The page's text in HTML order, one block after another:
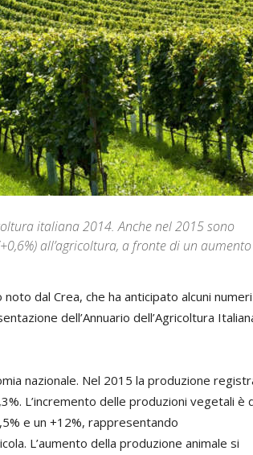
italiana 2014. Anche nel 2015 sono
all’agricoltura, a fronte di un aumento
dal Crea, che ha anticipato alcuni numeri
dell’Annuario dell’Agricoltura
nazionale. Nel 2015 la produzione
L’incremento delle produzioni vegetali è
e un +12%, rappresentando
L’aumento della produzione animale si